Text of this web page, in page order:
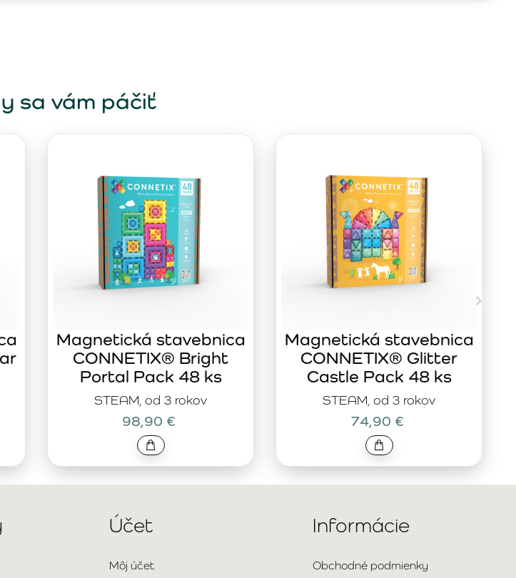
sa vám páčiť
STEAM, od 3 rokov
Magnetická stavebnica
CONNETIX® Bright
Portal Pack 48 ks
98,90 €
STEAM, od 3 rokov
Magnetická stavebnica
CONNETIX® Glitter
Castle Pack 48 ks
74,90 €
Účet
Môj účet
Informácie
Obchodné podmienky